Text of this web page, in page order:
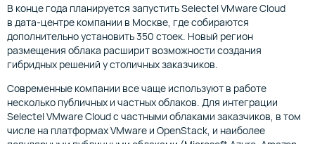
В конце года планируется запустить Selectel VMware Cloud
в дата-центре компании в Москве, где собираются
дополнительно установить 350 стоек. Новый регион
размещения облака расширит возможности создания
гибридных решений у столичных заказчиков.
Современные компании все чаще используют в работе
несколько публичных и частных облаков. Для интеграции
Selectel VMware Cloud с частными облаками заказчиков, в том
числе на платформах VMware и OpenStack, и наиболее